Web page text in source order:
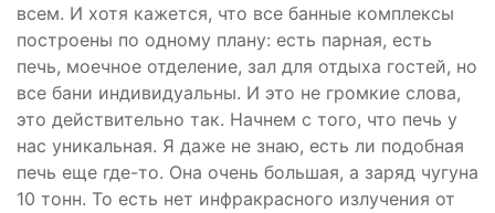
всем. И хотя кажется, что все банные комплексы
построены по одному плану: есть парная, есть
печь, моечное отделение, зал для отдыха гостей, но
все бани индивидуальны. И это не громкие слова,
это действительно так. Начнем с того, что печь у
нас уникальная. Я даже не знаю, есть ли подобная
печь еще где-то. Она очень большая, а заряд чугуна
10 тонн. То есть нет инфракрасного излучения от